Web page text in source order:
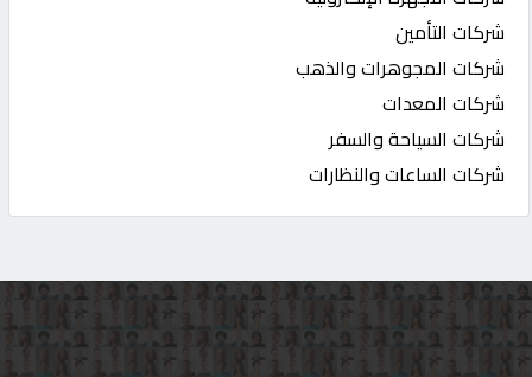
شركات التأمين
شركات المجوهرات والذهب
شركات المعدات
شركات السياحة والسفر
شركات الساعات والنظارات